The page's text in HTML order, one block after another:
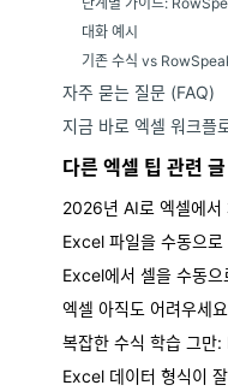
대화 예시
기존 수식 vs
자주 묻는 질문 (FAQ)
지금 바로 엑셀 워크플
다른 엑셀 팁 관련 글